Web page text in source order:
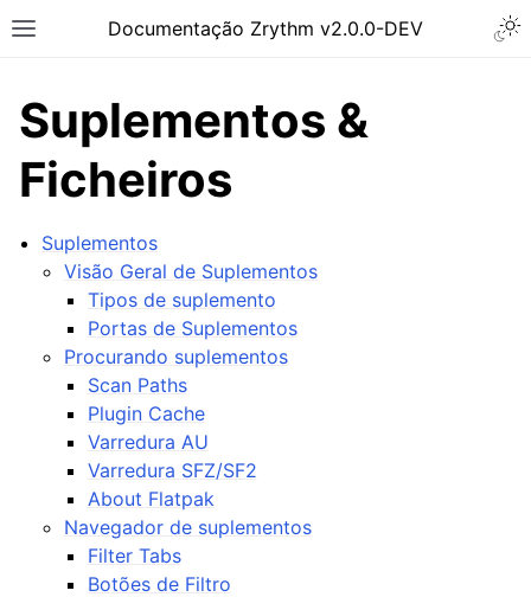
Toggle site navigation sidebar
Documentação Zrythm v2.0.0-DEV
navigation of Primeiros Passos
navigation of Interface
navigation of Configuração
navigation of Projetos
navigation of Suplementos & Ficheiros
navigation of Suplementos
Suplementos &
Ficheiros
Suplementos
Visão Geral de Suplementos
Tipos de suplemento
Portas de Suplementos
Procurando suplementos
Scan Paths
Plugin Cache
Varredura AU
Varredura SFZ/SF2
About Flatpak
Navegador de suplementos
Filter Tabs
Botões de Filtro